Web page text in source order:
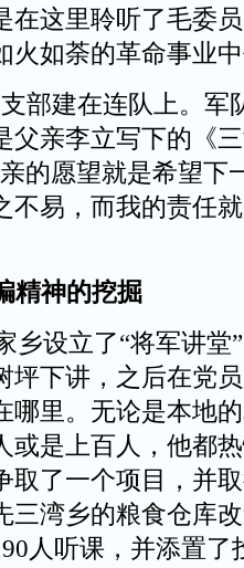
在这里聆听了毛委
火如荼的革命事业
部建在连队上。军
父亲李立写下的《
的愿望就是希望下
不易，而我的责任
精神的挖掘
设立了“将军讲堂
坪下讲，之后在党
哪里。无论是本地
或是上百人，他都
取了一个项目，并
三湾乡的粮食仓库
人听课，并添置了